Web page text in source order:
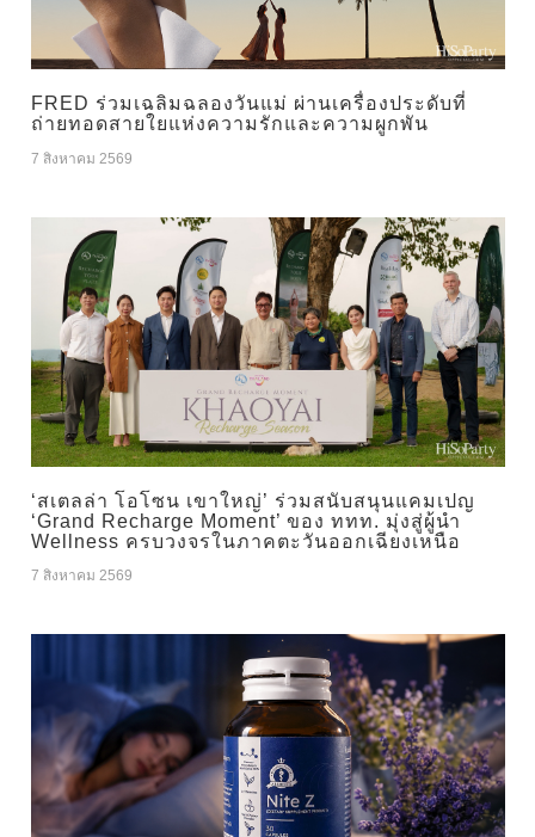
FRED ร่วมเฉลิมฉลองวันแม่ ผ่านเครื่องประดับที่
ถ่ายทอดสายใยแห่งความรักและความผูกพัน
7 สิงหาคม 2569
‘สเตลล่า โอโซน เขาใหญ่’ ร่วมสนับสนุนแคมเปญ
‘Grand Recharge Moment’ ของ ททท. มุ่งสู่ผู้นำ
Wellness ครบวงจรในภาคตะวันออกเฉียงเหนือ
7 สิงหาคม 2569